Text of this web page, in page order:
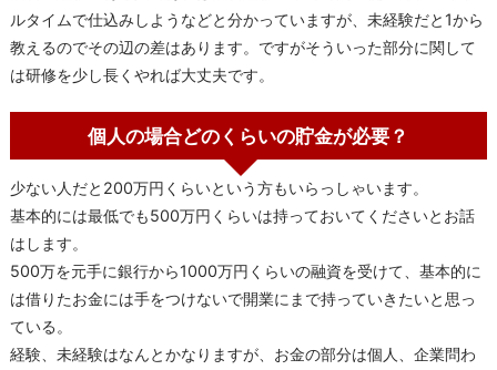
ルタイムで仕込みしようなどと分かっていますが、未経験だと1から
教えるのでその辺の差はあります。ですがそういった部分に関して
は研修を少し長くやれば大丈夫です。
個人の場合どのくらいの貯金が必要？
少ない人だと200万円くらいという方もいらっしゃいます。
基本的には最低でも500万円くらいは持っておいてくださいとお話
はします。
500万を元手に銀行から1000万円くらいの融資を受けて、基本的に
は借りたお金には手をつけないで開業にまで持っていきたいと思っ
ている。
経験、未経験はなんとかなりますが、お金の部分は個人、企業問わ